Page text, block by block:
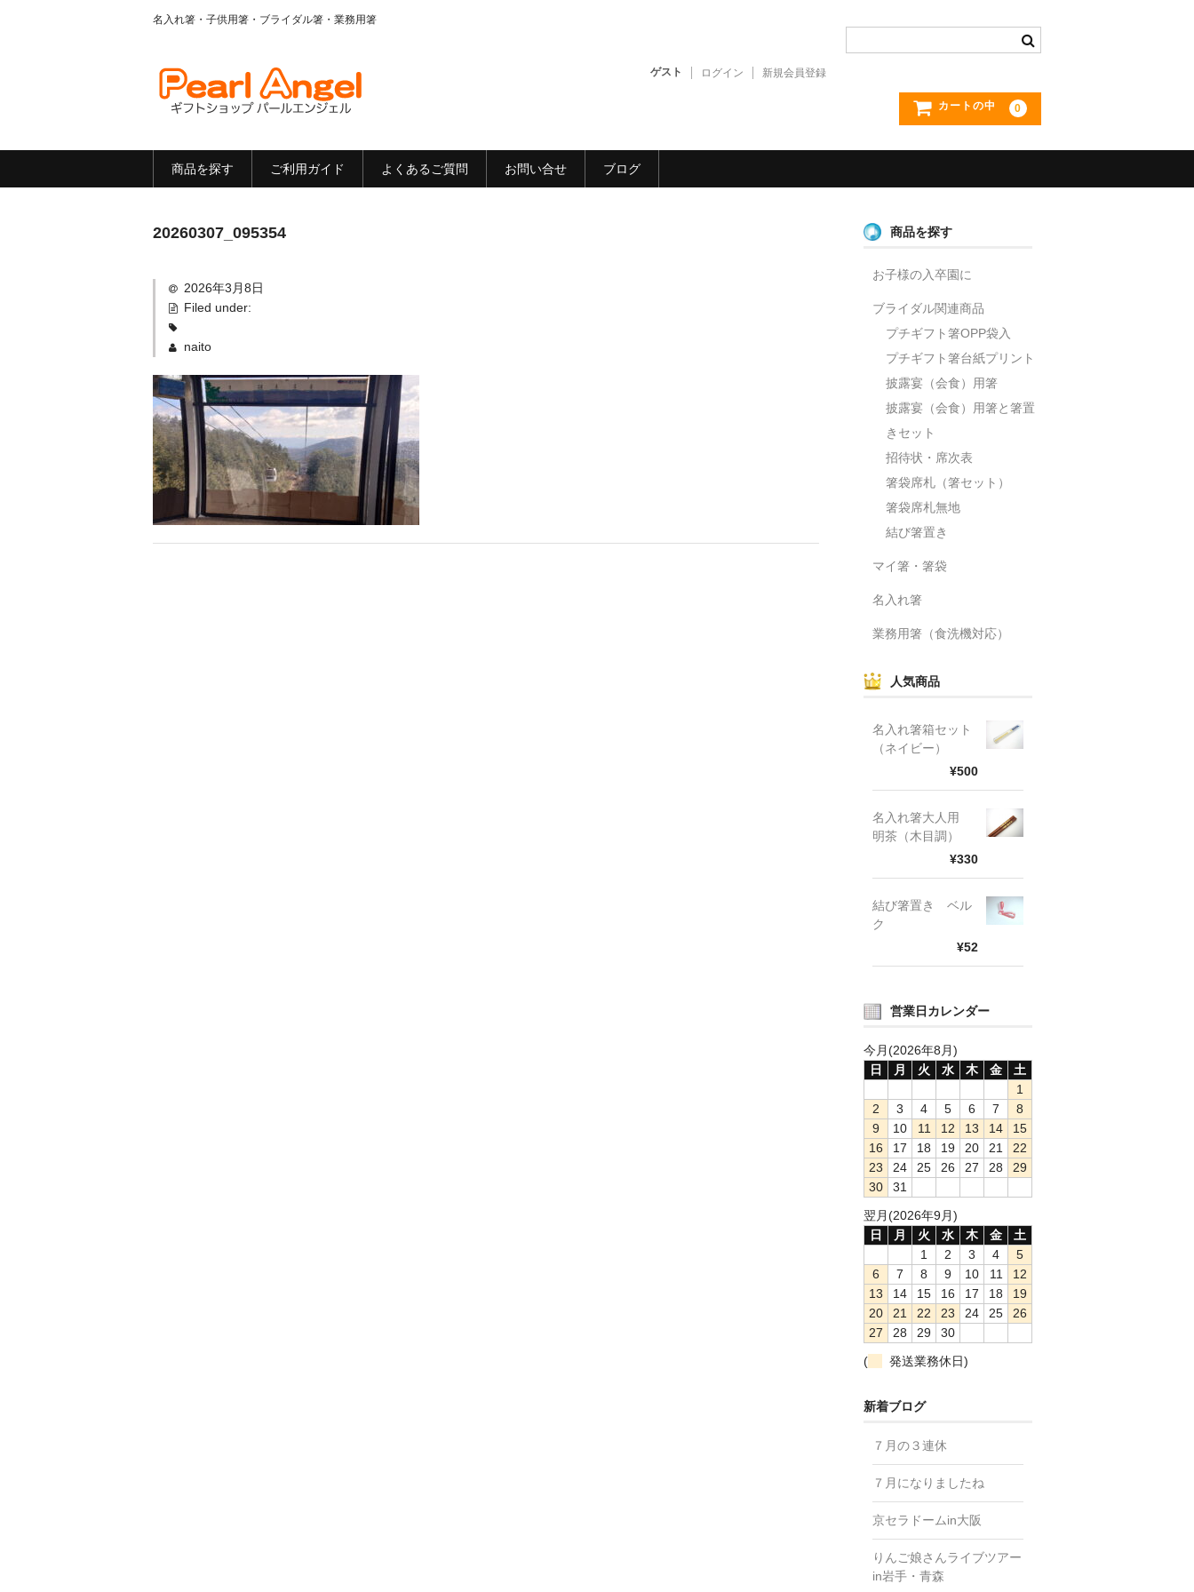
名入れ箸・子供用箸・ブライダル箸・業務用箸
ゲスト ログイン 新規会員登録
カートの中 0
商品を探す ご利用ガイド よくあるご質問 お問い合せ ブログ
20260307_095354
2026年3月8日
Filed under:
naito
商品を探す
お子様の入卒園に
ブライダル関連商品
プチギフト箸OPP袋入
プチギフト箸台紙プリント
披露宴（会食）用箸
披露宴（会食）用箸と箸置
きセット
招待状・席次表
箸袋席札（箸セット）
箸袋席札無地
結び箸置き
マイ箸・箸袋
名入れ箸
業務用箸（食洗機対応）
人気商品
名入れ箸箱セット
（ネイビー）
¥500
名入れ箸大人用
明茶（木目調）
¥330
結び箸置き ベル
ク
¥52
営業日カレンダー
今月(2026年8月)
日
月 火 水 木 金
土
1
2
3 4 5 6 7
8
9
10 11 12 13 14
15
16
17 18 19 20 21
22
23
24 25 26 27 28
29
30
31
翌月(2026年9月)
日
月 火 水 木 金
土
1
2 3 4
5
6
7 8 9 10 11
12
13
14 15 16 17 18
19
20
21 22 23 24 25
26
27
28 29
30
(
発送業務休日)
新着ブログ
７月の３連休
７月になりましたね
京セラドームin大阪
りんご娘さんライブツアー
in岩手・青森